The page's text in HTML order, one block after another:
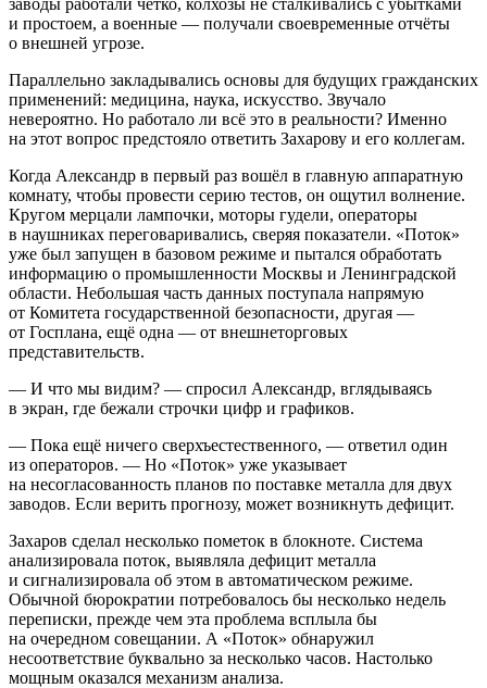
и простоем, а военные — получали своевременные отчёты
о внешней угрозе.
Параллельно закладывались основы для будущих гражданских
применений: медицина, наука, искусство. Звучало
невероятно. Но работало ли всё это в реальности? Именно
на этот вопрос предстояло ответить Захарову и его коллегам.
Когда Александр в первый раз вошёл в главную аппаратную
комнату, чтобы провести серию тестов, он ощутил волнение.
Кругом мерцали лампочки, моторы гудели, операторы
в наушниках переговаривались, сверяя показатели. «Поток»
уже был запущен в базовом режиме и пытался обработать
информацию о промышленности Москвы и Ленинградской
области. Небольшая часть данных поступала напрямую
от Комитета государственной безопасности, другая —
от Госплана, ещё одна — от внешнеторговых
представительств.
— И что мы видим? — спросил Александр, вглядываясь
в экран, где бежали строчки цифр и графиков.
— Пока ещё ничего сверхъестественного, — ответил один
из операторов. — Но «Поток» уже указывает
на несогласованность планов по поставке металла для двух
заводов. Если верить прогнозу, может возникнуть дефицит.
Захаров сделал несколько пометок в блокноте. Система
анализировала поток, выявляла дефицит металла
и сигнализировала об этом в автоматическом режиме.
Обычной бюрократии потребовалось бы несколько недель
переписки, прежде чем эта проблема всплыла бы
на очередном совещании. А «Поток» обнаружил
несоответствие буквально за несколько часов. Настолько
мощным оказался механизм анализа.